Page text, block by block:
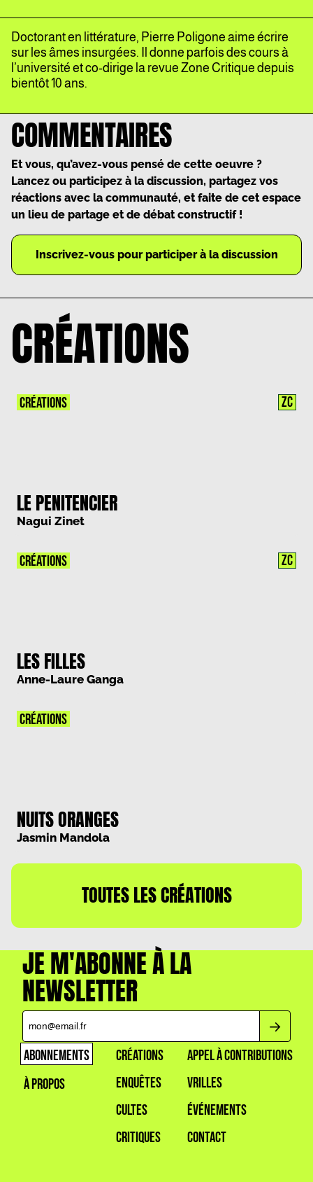
Doctorant en littérature, Pierre Poligone aime écrire
sur les âmes insurgées. Il donne parfois des cours à
l’université et co-dirige la revue Zone Critique depuis
bientôt 10 ans.
COMMENTAIRES
Et vous, qu’avez-vous pensé de cette oeuvre ?
Lancez ou participez à la discussion, partagez vos
réactions avec la communauté, et faite de cet espace
un lieu de partage et de débat constructif !
Inscrivez-vous pour participer à la discussion
CRÉATIONS
LE PENITENCIER
Nagui Zinet
CRÉATIONS ZC
LES FILLES
Anne-Laure Ganga
CRÉATIONS ZC
NUITS ORANGES
Jasmin Mandola
CRÉATIONS
TOUTES LES CRÉATIONS
JE M'ABONNE À LA
NEWSLETTER
ABONNEMENTS
À PROPOS
CRÉATIONS
ENQUÊTES
CULTES
CRITIQUES
APPEL À CONTRIBUTIONS
VRILLES
ÉVÉNEMENTS
CONTACT